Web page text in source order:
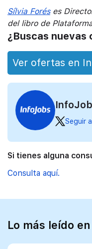
Sílvia Foréses
del libro de
¿Buscas
Ver ofertas en
Seguir
Si tienes alguna
Consulta aquí.
Lo más leído